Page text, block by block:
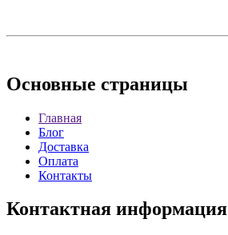
Основные страницы
Главная
Блог
Доставка
Оплата
Контакты
Контактная информация